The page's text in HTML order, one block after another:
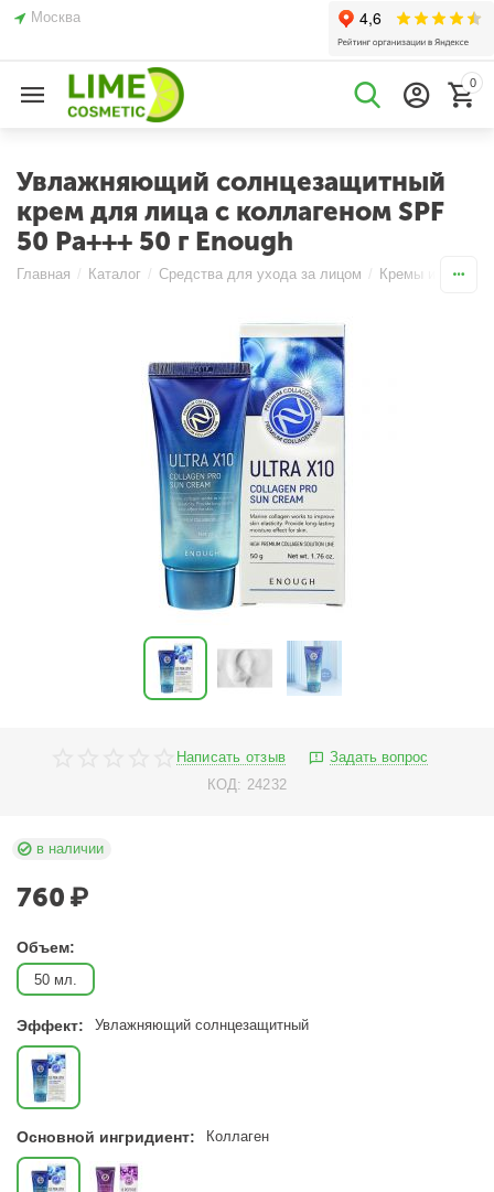
Москва
0
Увлажняющий солнцезащитный
крем для лица с коллагеном SPF
50 Pa+++ 50 г Enough
Главная / Каталог / Средства для ухода за лицом / Кремы и
Написать отзыв
Задать вопрос
КОД: 24232
в наличии
760 ₽
Объем:
50 мл.
Эффект: Увлажняющий солнцезащитный
Основной ингридиент: Коллаген